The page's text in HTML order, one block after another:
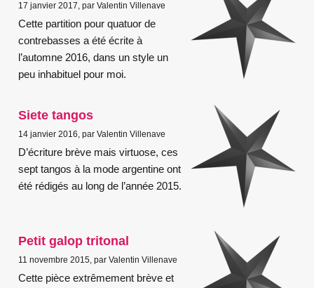
17 janvier 2017, par Valentin Villenave
Cette partition pour quatuor de
contrebasses a été écrite à
l’automne 2016, dans un style un
peu inhabituel pour moi.
Siete tangos
14 janvier 2016, par Valentin Villenave
D’écriture brève mais virtuose, ces
sept tangos à la mode argentine ont
été rédigés au long de l’année 2015.
Petit galop tritonal
11 novembre 2015, par Valentin Villenave
Cette pièce extrêmement brève et